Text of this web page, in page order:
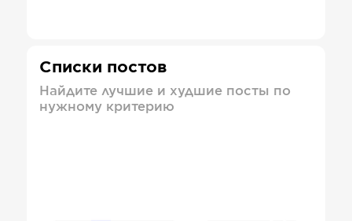
Списки постов
Найдите лучшие и худшие посты по
нужному критерию